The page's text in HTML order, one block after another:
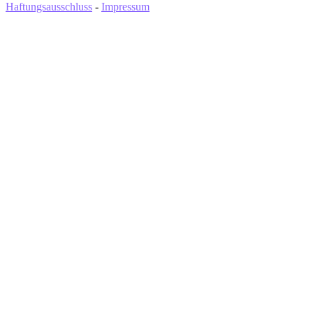
Haftungsausschluss - Impressum